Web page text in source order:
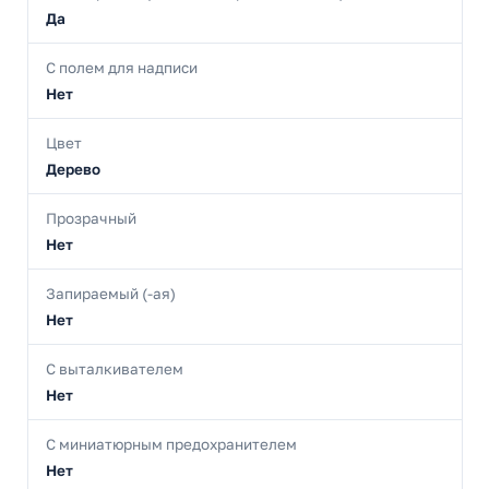
Да
С полем для надписи
Нет
Цвет
Дерево
Прозрачный
Нет
Запираемый (-ая)
Нет
С выталкивателем
Нет
С миниатюрным предохранителем
Нет